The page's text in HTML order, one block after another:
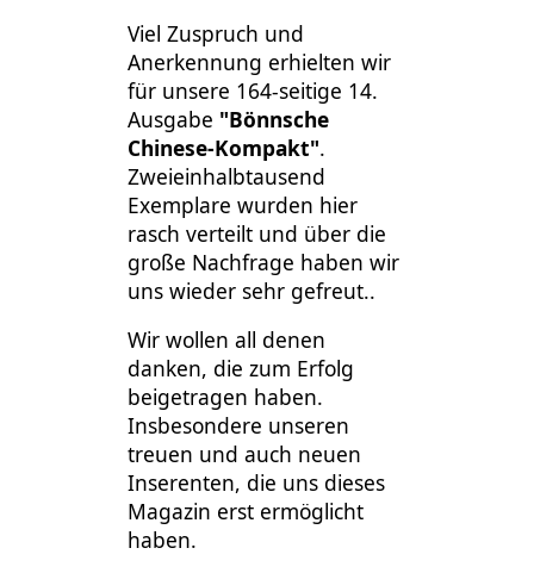
Viel Zuspruch und
Anerkennung erhielten wir
für unsere 164-seitige 14.
Ausgabe "Bönnsche
Chinese-Kompakt".
Zweieinhalbtausend
Exemplare wurden hier
rasch verteilt und über die
große Nachfrage haben wir
uns wieder sehr gefreut..
Wir wollen all denen
danken, die zum Erfolg
beigetragen haben.
Insbesondere unseren
treuen und auch neuen
Inserenten, die uns dieses
Magazin erst ermöglicht
haben.